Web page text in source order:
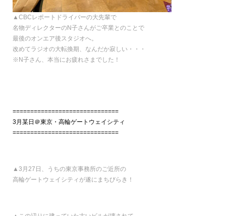
▲CBCレポートドライバーの大先輩で
名物ディレクターのN子さんがご卒業とのことで
最後のオンエア後スタジオへ。
改めてラジオの大転換期、なんだか寂しい・・・
※N子さん、本当にお疲れさまでした！
==============================
3月某日＠東京・高輪ゲートウェイシティ
==============================
▲3月27日、うちの東京事務所のご近所の
高輪ゲートウェイシティが遂にまちびらき！